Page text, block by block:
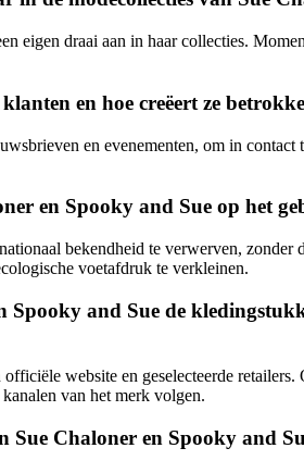
eigen draai aan in haar collecties.
en hoe creëert ze
en evenementen, om in
en Spooky and Sue op het
bekendheid te verwerven,
voetafdruk te verkleinen.
and Sue de
website en geselecteerde
van het merk volgen.
Chaloner en Spooky and